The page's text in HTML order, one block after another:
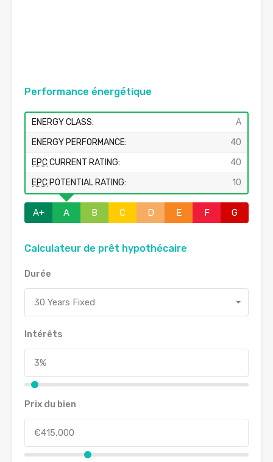
Performance énergétique
ENERGY CLASS:
A
ENERGY PERFORMANCE:
40
EPCCURRENT RATING:
40
EPC POTENTIAL RATING: 10
A+ A B C D E F G
Calculateur de prêt hypothécaire
Durée
30 Years Fixed
Intérêts
Prix du bien